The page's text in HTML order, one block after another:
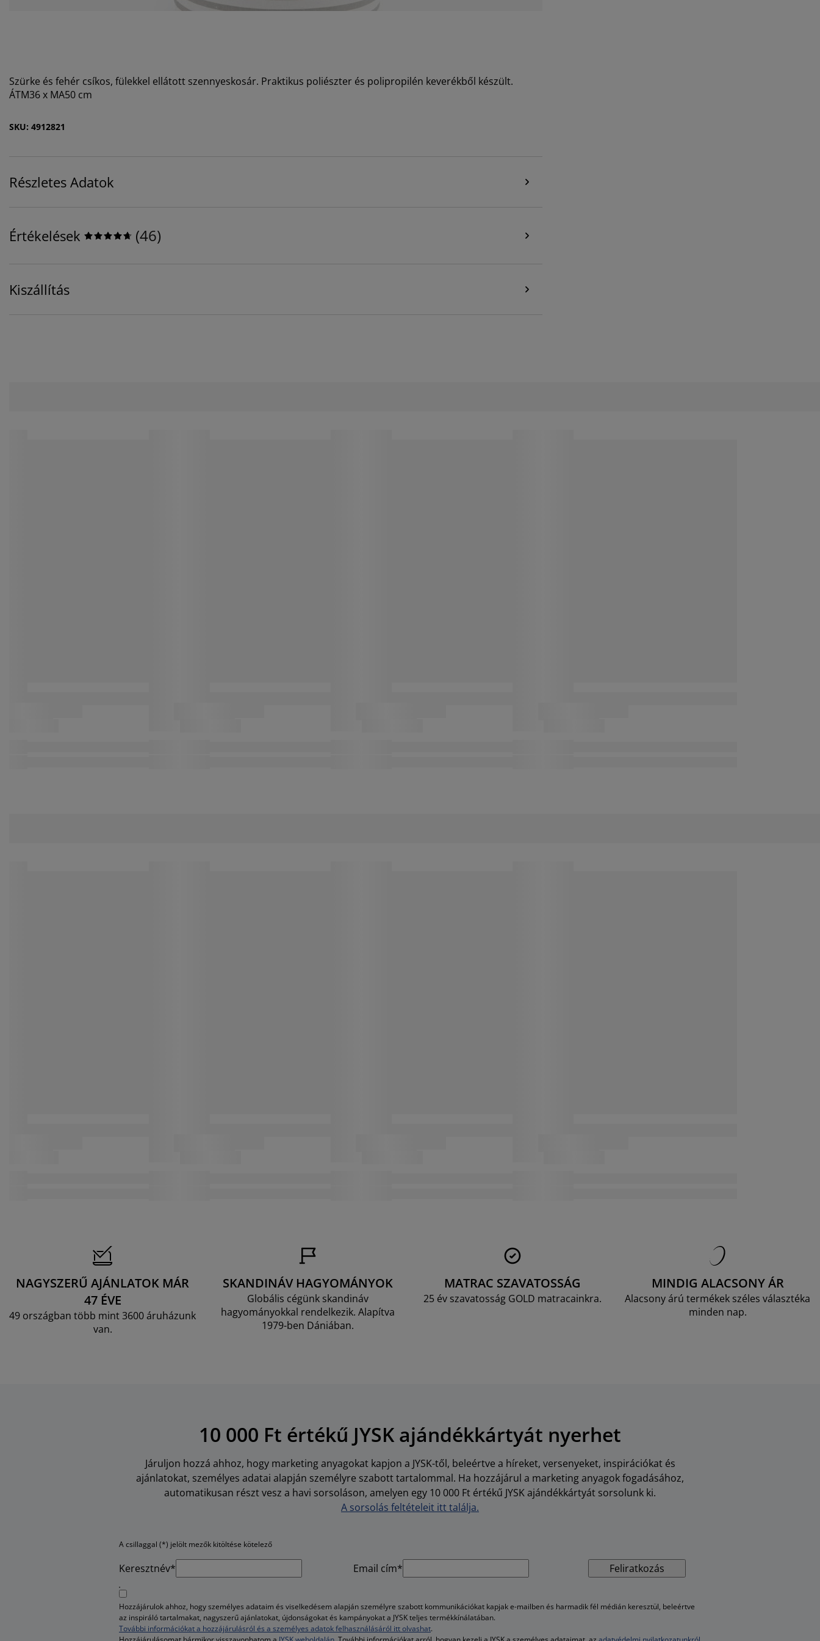
Szürke és fehér csíkos, fülekkel ellátott szennyeskosár. Praktikus poliészter és polipropilén keverékből készült.
ÁTM36 x MA50 cm
SKU: 4912821
Részletes Adatok
Értékelések (46)
Kiszállítás
NAGYSZERŰ AJÁNLATOK MÁR
47 ÉVE
49 országban több mint 3600 áruházunk
van.
SKANDINÁV HAGYOMÁNYOK
Globális cégünk skandináv
hagyományokkal rendelkezik. Alapítva
1979-ben Dániában.
MATRAC SZAVATOSSÁG
25 év szavatosság GOLD matracainkra.
MINDIG ALACSONY ÁR
Alacsony árú termékek széles választéka
minden nap.
10 000 Ft értékű JYSK ajándékkártyát nyerhet
Járuljon hozzá ahhoz, hogy marketing anyagokat kapjon a JYSK-től, beleértve a híreket, versenyeket, inspirációkat és
ajánlatokat, személyes adatai alapján személyre szabott tartalommal. Ha hozzájárul a marketing anyagok fogadásához,
automatikusan részt vesz a havi sorsoláson, amelyen egy 10 000 Ft értékű JYSK ajándékkártyát sorsolunk ki.
A sorsolás feltételeit itt találja.
A csillaggal (*) jelölt mezők kitöltése kötelező
Keresztnév* Email cím* Feliratkozás
Hozzájárulok ahhoz, hogy személyes adataim és viselkedésem alapján személyre szabott kommunikációkat kapjak e-mailben és harmadik fél médián keresztül, beleértve
az inspiráló tartalmakat, nagyszerű ajánlatokat, újdonságokat és kampányokat a JYSK teljes termékkínálatában.
További információkat a hozzájárulásról és a személyes adatok felhasználásáról itt olvashat.